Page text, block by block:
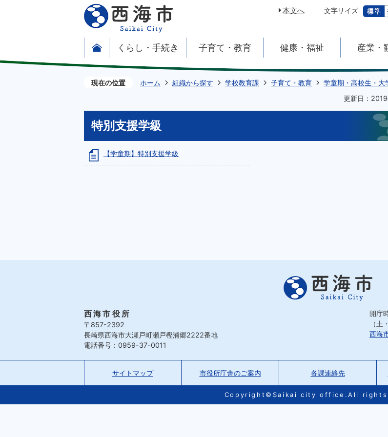
本文へ 文字サイズ
くらし・手続き 子育て・教育 健康・福祉 産業・
現在の位置 ホーム 組織から探す 学校教育課 子育て・教育 学童期・高校生・大
更新日：
特別支援学級
【学童期】特別支援学級
西海市役所
〒857-2392
長崎県西海市大瀬戸町瀬戸樫浦郷2222番地
電話番号：0959-37-0011
開庁
（
西海
サイトマップ 市役所庁舎のご案内 各課連絡先
Copyright©Saikai city office.All rights